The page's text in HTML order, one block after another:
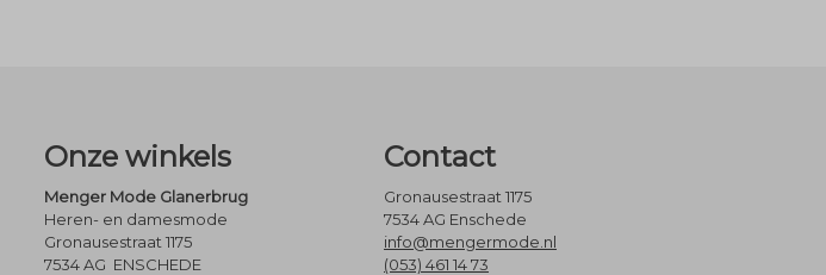
Onze winkels
Menger Mode Glanerbrug
Heren- en damesmode
Gronausestraat 1175
7534 AG ENSCHEDE
Contact
Gronausestraat 1175
7534 AG Enschede
info@mengermode.nl
(053) 461 14 73